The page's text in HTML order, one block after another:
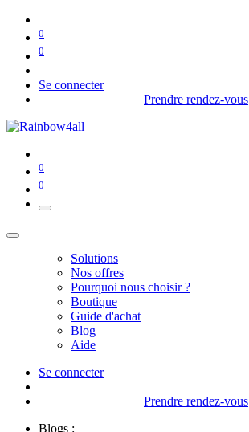
0
0
Se connecter
Prendre rendez-vous
0
0
Solutions
Nos offres
Pourquoi nous choisir ?
Boutique
Guide d'achat
Blog
Aide
Se connecter
Prendre rendez-vous
Blogs :